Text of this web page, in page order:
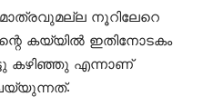
നൂറിലേറെ
കയ്യില്‍ ഇതിനോടകം
കഴിഞ്ഞു എന്നാണ്